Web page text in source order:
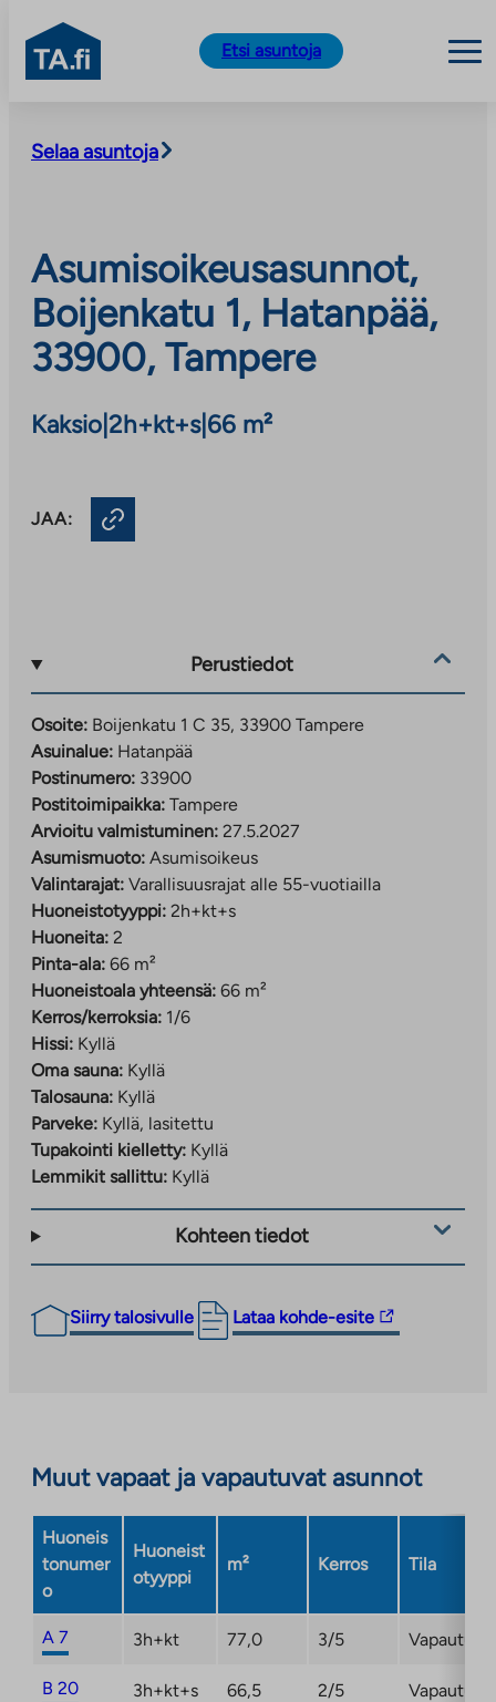
sisältöön
TA.fi
Etsi asuntoja
Selaa asuntoja
Asumisoikeusasunnot,
Boijenkatu 1, Hatanpää,
33900, Tampere
Kaksio 2h+kt+s| 66 m²
JAA:
Perustiedot
Osoite: Boijenkatu 1 C 35, 33900 Tampere
Asuinalue: Hatanpää
Postinumero: 33900
Postitoimipaikka: Tampere
Arvioitu valmistuminen: 27.5.2027
Asumismuoto: Asumisoikeus
Valintarajat: Varallisuusrajat alle 55-vuotiailla
Huoneistotyyppi: 2h+kt+s
Huoneita: 2
Pinta-ala: 66 m²
Huoneistoala yhteensä: 66 m²
Kerros/kerroksia: 1/6
Hissi: Kyllä
Oma sauna: Kyllä
Talosauna: Kyllä
Parveke: Kyllä, lasitettu
Tupakointi kielletty: Kyllä
Lemmikit sallittu: Kyllä
Kohteen tiedot
Siirry talosivulle Lataa kohde-esite
Linkki
vie
uuteen
Muut vapaat ja vapautuvat asunnot
Huoneis
tonumer
o
Huoneist
otyyppi
m² Kerros Tila
A 7 3h+kt 77,0 3/5
B 20 3h+kt+s 66,5 2/5